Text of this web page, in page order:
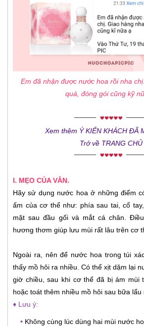
Em đã nhận được nước hoa rồi nha
quá, đóng gói cũng kỹ
Xem thêm Ý KIẾN KHÁCH ĐÃ
Trở về TRANG CHỦ
I. MẸO CỦA VÂN.
Hãy sử dụng nước hoa ở những điểm
ấm của cơ thể như: phía sau tai, cổ
mặt sau đầu gối và mắt cá chân.
hương thơm giúp lưu mùi rất lâu trên cơ
Ngoài ra, nên để nước hoa trong túi
thấy mồ hôi ra nhiều. Có thể xịt dặm lại
giờ chiều, sau khi cơ thể đã bị ám mùi
hoặc toát thêm nhiều mồ hôi sau bữa lẩu
♦ Lưu ý:
• Không cùng lúc dùng hai mùi nước